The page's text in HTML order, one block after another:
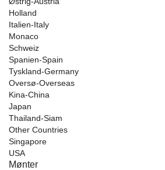
Holland
Italien-Italy
Monaco
Schweiz
Spanien-Spain
Tyskland-Germany
Oversø-Overseas
Kina-China
Japan
Thailand-Siam
Other Countries
Singapore
USA
Mønter